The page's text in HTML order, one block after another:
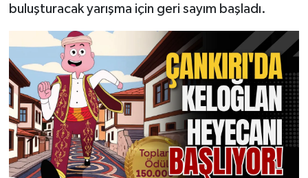
buluşturacak yarışma için geri sayım başladı.